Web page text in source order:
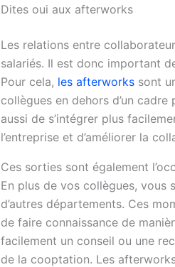
Dites oui aux afterworks
Les relations entre
salariés. Il est donc important
Pour cela, les afterworks sont
collègues en dehors d’un
aussi de s’intégrer plus
l’entreprise et d’améliorer la
Ces sorties sont également
En plus de vos collègues, vous
d’autres départements. Ces
de faire connaissance de
facilement un conseil ou une
de la cooptation. Les